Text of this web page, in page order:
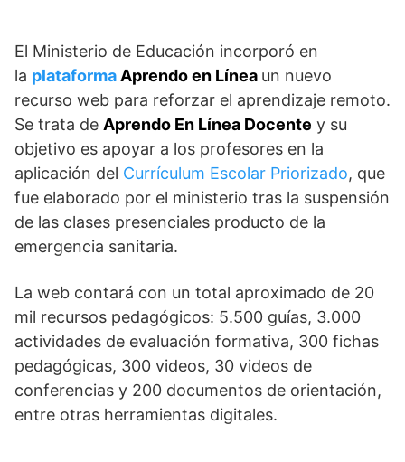
El Ministerio de Educación incorporó en
la plataforma Aprendo en Línea un nuevo
recurso web para reforzar el aprendizaje remoto.
Se trata de Aprendo En Línea Docente y su
objetivo es apoyar a los profesores en la
aplicación del Currículum Escolar Priorizado, que
fue elaborado por el ministerio tras la suspensión
de las clases presenciales producto de la
emergencia sanitaria.
La web contará con un total aproximado de 20
mil recursos pedagógicos: 5.500 guías, 3.000
actividades de evaluación formativa, 300 fichas
pedagógicas, 300 videos, 30 videos de
conferencias y 200 documentos de orientación,
entre otras herramientas digitales.